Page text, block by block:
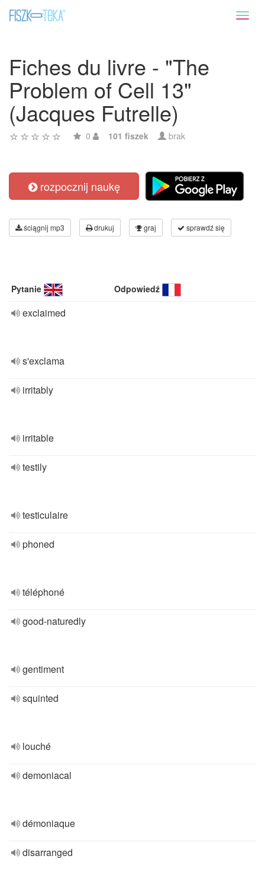
Fiches du livre - "The
Problem of Cell 13"
(Jacques Futrelle)
0 101 fiszek brak
rozpocznij naukę
ściągnij mp3 drukuj graj sprawdź się
Pytanie Odpowiedź
exclaimed
s'exclama
irritably
irritable
testily
testiculaire
phoned
téléphoné
good-naturedly
gentiment
squinted
louché
demoniacal
démoniaque
disarranged